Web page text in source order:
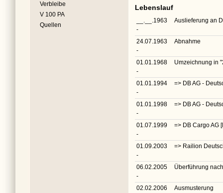
Verbleibe
V 100 PA
Quellen
Lebenslauf
__.__.1963
-
Auslieferung an
24.07.1963
-
Abnahme
01.01.1968
-
Umzeichnung in
01.01.1994
-
=> DB AG -
01.01.1998
-
=> DB AG -
01.07.1999
-
=> DB Cargo AG
01.09.2003
-
=> Railion
06.02.2005
-
Überführung
02.02.2006
Ausmusterung